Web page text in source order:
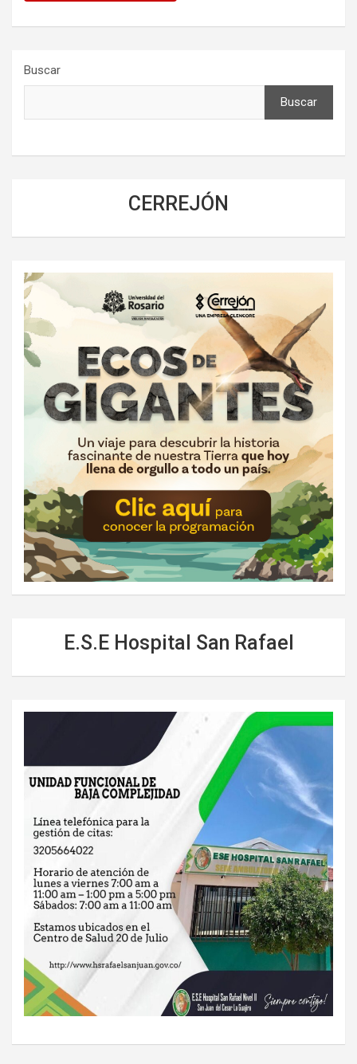
Buscar
Buscar
CERREJÓN
E.S.E Hospital San Rafael